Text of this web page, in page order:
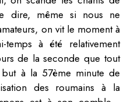
dire, même si nous ne
on vit le moment à
à été relativement
de la seconde que tout
à la 57ème minute de
des roumains à la